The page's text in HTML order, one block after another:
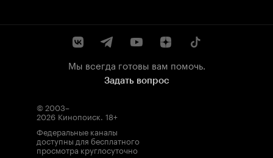
Мы всегда готовы вам помочь.
Задать вопрос
© 2003–
2026 Кинопоиск. 18+
Федеральные каналы
доступны для бесплатного
просмотра круглосуточно